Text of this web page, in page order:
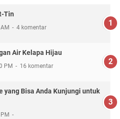
Tin
4 komentar
Air Kelapa Hijau
PM 16 komentar
yang Bisa Anda Kunjungi untuk